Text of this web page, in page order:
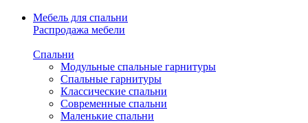
Мебель для спальни
Распродажа мебели
Спальни
Модульные спальные гарнитуры
Спальные гарнитуры
Классические спальни
Современные спальни
Маленькие спальни